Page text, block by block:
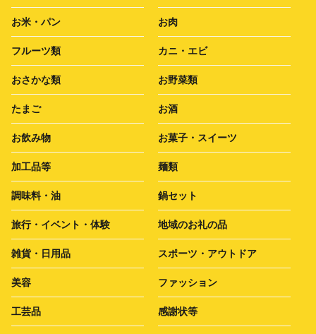
お米・パン お肉
フルーツ類 カニ・エビ
おさかな類 お野菜類
たまご お酒
お飲み物 お菓子・スイーツ
加工品等 麺類
調味料・油 鍋セット
旅行・イベント・体験 地域のお礼の品
雑貨・日用品 スポーツ・アウトドア
美容 ファッション
工芸品 感謝状等